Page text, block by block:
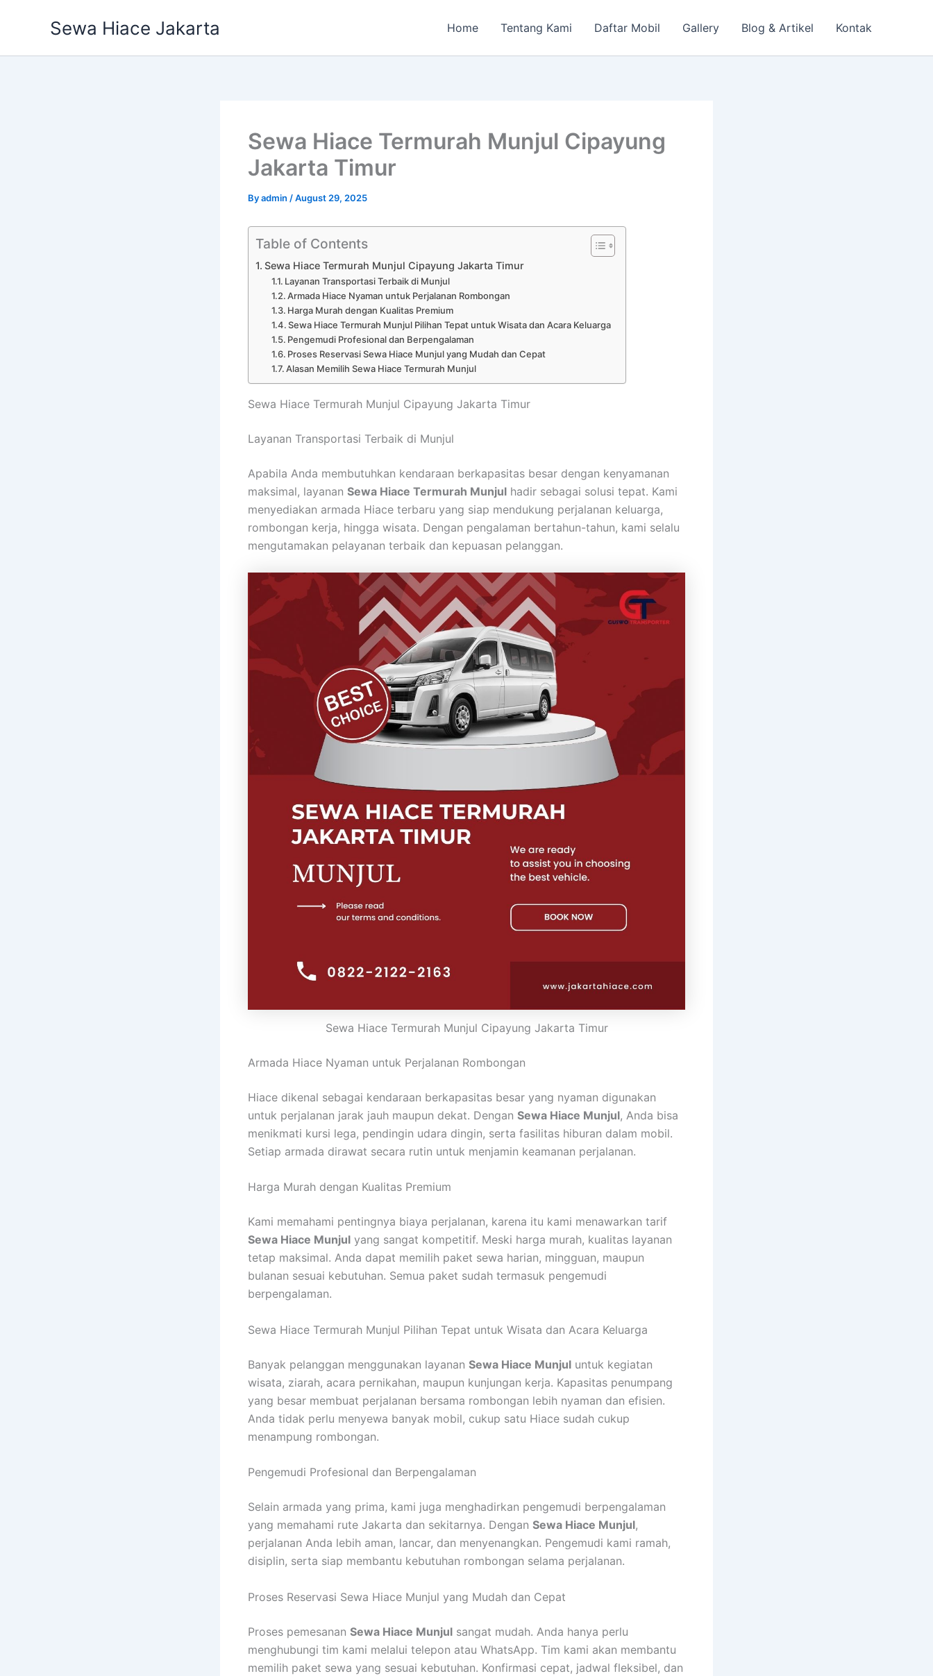
Sewa Hiace Jakarta Home Tentang Kami Daftar Mobil Gallery Blog & Artikel Kontak
Sewa Hiace Termurah Munjul Cipayung
Jakarta Timur
Byadmin /August 29, 2025
Table of Contents
Sewa Hiace Termurah Munjul Cipayung Jakarta Timur
Layanan Transportasi Terbaik di Munjul
Armada Hiace Nyaman untuk Perjalanan Rombongan
Harga Murah dengan Kualitas Premium
Sewa Hiace Termurah Munjul Pilihan Tepat untuk Wisata dan Acara Keluarga
Pengemudi Profesional dan Berpengalaman
Proses Reservasi Sewa Hiace Munjul yang Mudah dan Cepat
Alasan Memilih Sewa Hiace Termurah Munjul
Sewa Hiace Termurah Munjul Cipayung Jakarta Timur
Layanan Transportasi Terbaik di Munjul
Apabila Anda membutuhkan kendaraan berkapasitas besar dengan kenyamanan
maksimal, layanan Sewa Hiace Termurah Munjul hadir sebagai solusi tepat. Kami
menyediakan armada Hiace terbaru yang siap mendukung perjalanan keluarga,
rombongan kerja, hingga wisata. Dengan pengalaman bertahun-tahun, kami selalu
mengutamakan pelayanan terbaik dan kepuasan pelanggan.
Sewa Hiace Termurah Munjul Cipayung Jakarta Timur
Armada Hiace Nyaman untuk Perjalanan Rombongan
Hiace dikenal sebagai kendaraan berkapasitas besar yang nyaman digunakan
untuk perjalanan jarak jauh maupun dekat. Dengan Sewa Hiace Munjul, Anda bisa
menikmati kursi lega, pendingin udara dingin, serta fasilitas hiburan dalam mobil.
Setiap armada dirawat secara rutin untuk menjamin keamanan perjalanan.
Harga Murah dengan Kualitas Premium
Kami memahami pentingnya biaya perjalanan, karena itu kami menawarkan tarif
Sewa Hiace Munjul yang sangat kompetitif. Meski harga murah, kualitas layanan
tetap maksimal. Anda dapat memilih paket sewa harian, mingguan, maupun
bulanan sesuai kebutuhan. Semua paket sudah termasuk pengemudi
berpengalaman.
Sewa Hiace Termurah Munjul Pilihan Tepat untuk Wisata dan Acara Keluarga
Banyak pelanggan menggunakan layanan Sewa Hiace Munjul untuk kegiatan
wisata, ziarah, acara pernikahan, maupun kunjungan kerja. Kapasitas penumpang
yang besar membuat perjalanan bersama rombongan lebih nyaman dan efisien.
Anda tidak perlu menyewa banyak mobil, cukup satu Hiace sudah cukup
menampung rombongan.
Pengemudi Profesional dan Berpengalaman
Selain armada yang prima, kami juga menghadirkan pengemudi berpengalaman
yang memahami rute Jakarta dan sekitarnya. Dengan Sewa Hiace Munjul,
perjalanan Anda lebih aman, lancar, dan menyenangkan. Pengemudi kami ramah,
disiplin, serta siap membantu kebutuhan rombongan selama perjalanan.
Proses Reservasi Sewa Hiace Munjul yang Mudah dan Cepat
Proses pemesanan Sewa Hiace Munjul sangat mudah. Anda hanya perlu
menghubungi tim kami melalui telepon atau WhatsApp. Tim kami akan membantu
memilih paket sewa yang sesuai kebutuhan. Konfirmasi cepat, jadwal fleksibel, dan